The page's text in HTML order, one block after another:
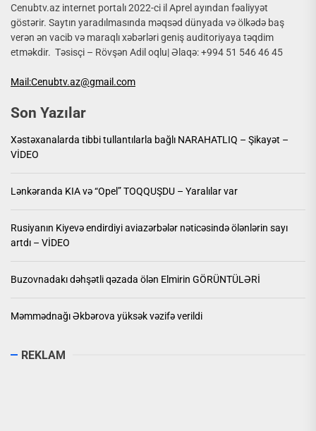
Cenubtv.az internet portalı 2022-ci il Aprel ayından fəaliyyət
göstərir. Saytın yaradılmasında məqsəd dünyada və ölkədə baş
verən ən vacib və maraqlı xəbərləri geniş auditoriyaya təqdim
etməkdir. Təsisçi – Rövşən Adil oqlu| Əlaqə: +994 51 546 46 45
Mail:Cenubtv.az@gmail.com
Son Yazılar
Xəstəxanalarda tibbi tullantılarla bağlı NARAHATLIQ – Şikayət –
VİDEO
Lənkəranda KIA və “Opel” TOQQUŞDU – Yaralılar var
Rusiyanın Kiyevə endirdiyi aviazərbələr nəticəsində ölənlərin sayı
artdı – VİDEO
Buzovnadakı dəhşətli qəzada ölən Elmirin GÖRÜNTÜLƏRİ
Məmmədnağı Əkbərova yüksək vəzifə verildi
REKLAM